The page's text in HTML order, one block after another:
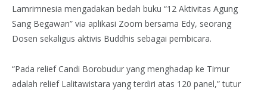
Lamrimnesia mengadakan bedah buku “12 Aktivitas Agung
Sang Begawan” via aplikasi Zoom bersama Edy, seorang
Dosen sekaligus aktivis Buddhis sebagai pembicara.
“Pada relief Candi Borobudur yang menghadap ke Timur
adalah relief Lalitawistara yang terdiri atas 120 panel,” tutur